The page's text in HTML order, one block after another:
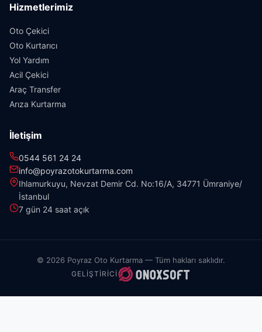
Hizmetlerimiz
Oto Çekici
Oto Kurtarıcı
Yol Yardım
Acil Çekici
Araç Transfer
Arıza Kurtarma
İletişim
0544 561 24 24
info@poyrazotokurtarma.com
Ihlamurkuyu, Nevzat Demir Cd. No:16/A, 34771 Ümraniye/
İstanbul
7 gün 24 saat açık
© 2026 Poyraz Oto Kurtarma — Tüm hakları saklıdır.
GELIŞTIRICI